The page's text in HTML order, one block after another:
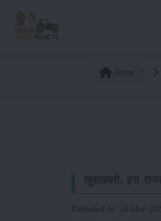
Published on: 26-Mar-2024